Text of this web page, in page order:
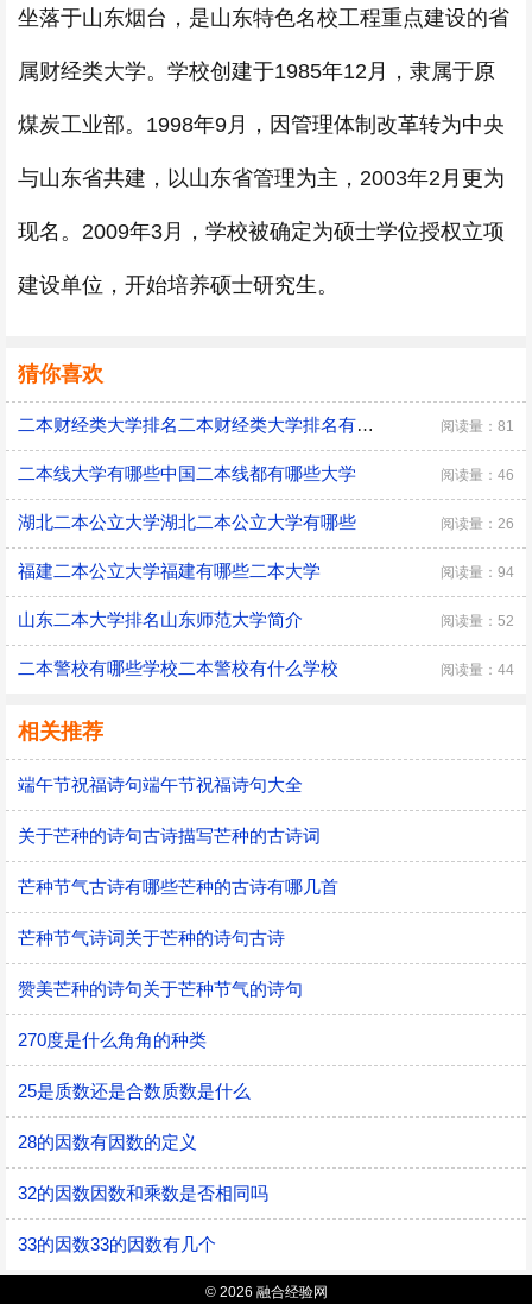
坐落于山东烟台，是山东特色名校工程重点建设的省
属财经类大学。学校创建于1985年12月，隶属于原
煤炭工业部。1998年9月，因管理体制改革转为中央
与山东省共建，以山东省管理为主，2003年2月更为
现名。2009年3月，学校被确定为硕士学位授权立项
建设单位，开始培养硕士研究生。
猜你喜欢
二本财经类大学排名二本财经类大学排名有哪些 阅读量：81
二本线大学有哪些中国二本线都有哪些大学 阅读量：46
湖北二本公立大学湖北二本公立大学有哪些 阅读量：26
福建二本公立大学福建有哪些二本大学 阅读量：94
山东二本大学排名山东师范大学简介 阅读量：52
二本警校有哪些学校二本警校有什么学校 阅读量：44
相关推荐
端午节祝福诗句端午节祝福诗句大全
关于芒种的诗句古诗描写芒种的古诗词
芒种节气古诗有哪些芒种的古诗有哪几首
芒种节气诗词关于芒种的诗句古诗
赞美芒种的诗句关于芒种节气的诗句
270度是什么角角的种类
25是质数还是合数质数是什么
28的因数有因数的定义
32的因数因数和乘数是否相同吗
33的因数33的因数有几个
© 2026 融合经验网